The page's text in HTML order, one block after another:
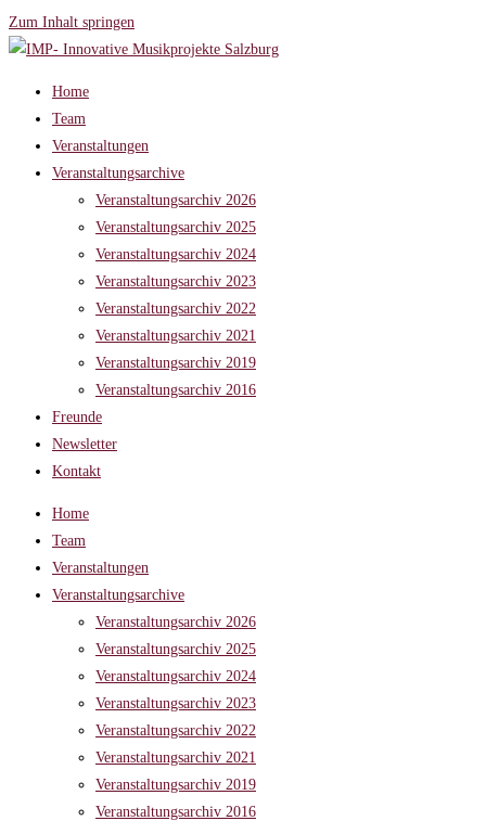
Zum Inhalt springen
Home
Team
Veranstaltungen
Veranstaltungsarchive
Veranstaltungsarchiv 2026
Veranstaltungsarchiv 2025
Veranstaltungsarchiv 2024
Veranstaltungsarchiv 2023
Veranstaltungsarchiv 2022
Veranstaltungsarchiv 2021
Veranstaltungsarchiv 2019
Veranstaltungsarchiv 2016
Freunde
Newsletter
Kontakt
Home
Team
Veranstaltungen
Veranstaltungsarchive
Veranstaltungsarchiv 2026
Veranstaltungsarchiv 2025
Veranstaltungsarchiv 2024
Veranstaltungsarchiv 2023
Veranstaltungsarchiv 2022
Veranstaltungsarchiv 2021
Veranstaltungsarchiv 2019
Veranstaltungsarchiv 2016